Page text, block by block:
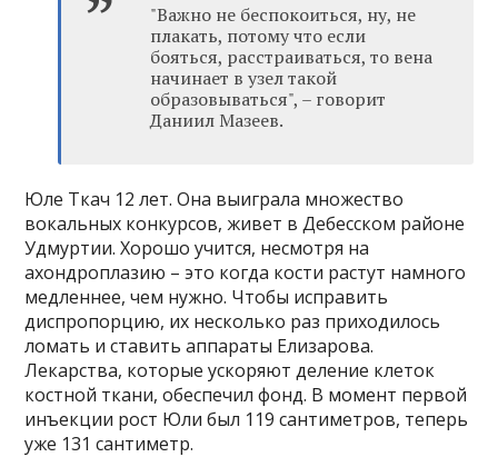
"Важно не беспокоиться, ну, не
плакать, потому что если
бояться, расстраиваться, то вена
начинает в узел такой
образовываться", – говорит
Даниил Мазеев.
Юле Ткач 12 лет. Она выиграла множество
вокальных конкурсов, живет в Дебесском районе
Удмуртии. Хорошо учится, несмотря на
ахондроплазию – это когда кости растут намного
медленнее, чем нужно. Чтобы исправить
диспропорцию, их несколько раз приходилось
ломать и ставить аппараты Елизарова.
Лекарства, которые ускоряют деление клеток
костной ткани, обеспечил фонд. В момент первой
инъекции рост Юли был 119 сантиметров, теперь
уже 131 сантиметр.